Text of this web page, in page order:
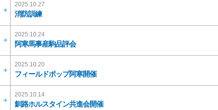
2025.10.27
消防訓練
2025.10.24
阿寒馬事産駒品評会
2025.10.20
フィールドポップ阿寒開催
2025.10.14
釧路ホルスタイン共進会開催